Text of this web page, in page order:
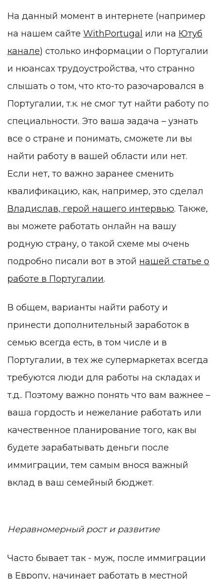
На данный момент в интернете (например
на нашем сайте WithPortugal или на Ютуб
канале) столько информации о Португалии
и нюансах трудоустройства, что странно
слышать о том, что кто-то разочаровался в
Португалии, т.к. не смог тут найти работу по
специальности. Это ваша задача – узнать
все о стране и понимать, сможете ли вы
найти работу в вашей области или нет.
Если нет, то важно заранее сменить
квалификацию, как, например, это сделал
Владислав, герой нашего интервью. Также,
вы можете работать онлайн на вашу
родную страну, о такой схеме мы очень
подробно писали вот в этой нашей статье о
работе в Португалии.
В общем, варианты найти работу и
принести дополнительный заработок в
семью всегда есть, в том числе и в
Португалии, в тех же супермаркетах всегда
требуются люди для работы на складах и
т.д.. Поэтому важно понять что вам важнее –
ваша гордость и нежелание работать или
качественное планирование того, как вы
будете зарабатывать деньги после
иммиграции, тем самым внося важный
вклад в ваш семейный бюджет.
Неравномерный рост и развитие
Часто бывает так - муж, после иммиграции
в Европу, начинает работать в местной